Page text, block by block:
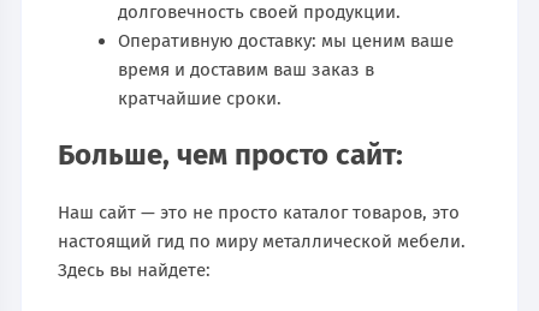
долговечность своей продукции.
Оперативную доставку: мы ценим ваше
время и доставим ваш заказ в
кратчайшие сроки.
Больше, чем просто сайт:
Наш сайт — это не просто каталог товаров, это
настоящий гид по миру металлической мебели.
Здесь вы найдете: